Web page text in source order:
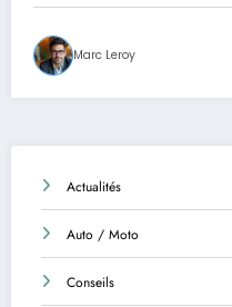
Marc Leroy
Actualités
Auto / Moto
Conseils